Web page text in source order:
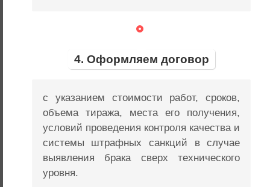
4. Оформляем договор
с указанием стоимости работ, сроков,
объема тиража, места его получения,
условий проведения контроля качества и
системы штрафных санкций в случае
выявления брака сверх технического
уровня.